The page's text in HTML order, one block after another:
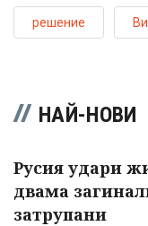
решение
НАЙ-НОВИ
Русия удари
двама
затрупани